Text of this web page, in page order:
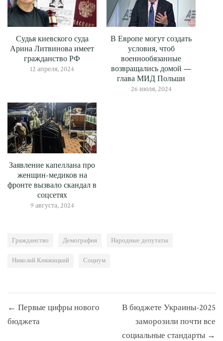
Судья киевского суда
Арина Литвинова имеет
гражданство РФ
12 апреля, 2024
В Европе могут создать
условия, чтоб
военнообязанные
возвращались домой —
глава МИД Польши
26 июля, 2024
Заявление капеллана про
женщин-медиков на
фронте вызвало скандал в
соцсетях
9 августа, 2024
Гражданство Демография Народные депутаты
Николай Княжицкий Социум
по
записям
← Первые цифры нового
бюджета
В бюджете Украины-2025
заморозили почти все
социальные стандарты →